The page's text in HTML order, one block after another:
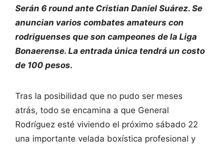
Serán 6 round ante Cristian Daniel Suárez. Se
anuncian varios combates amateurs con
rodriguenses que son campeones de la Liga
Bonaerense. La entrada única tendrá un costo
de 100 pesos.
Tras la posibilidad que no pudo ser meses
atrás, todo se encamina a que General
Rodríguez esté viviendo el próximo sábado 22
una importante velada boxística profesional y